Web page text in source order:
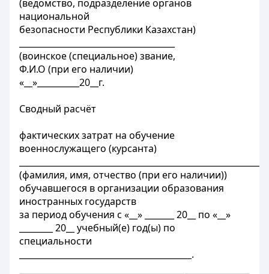
(ведомство, подразделение органов
национальной
безопасности Республики Казахстан)
(воинское (специальное) звание,
Ф.И.О (при его наличии)
«__»__________20__г.
Сводный расчёт
фактических затрат на обучение
военнослужащего (курсанта)
(фамилия, имя, отчество (при его наличии))
обучавшегося в организации образования
иностранных государств
за период обучения с «__» _______ 20__ по «__»
________ 20__ учебный(е) год(ы) по
специальности
_________________________________________.